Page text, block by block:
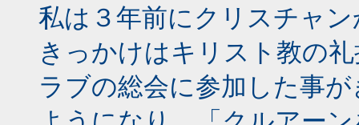
私は３年前にクリスチャ
きっかけはキリスト教の
ラブの総会に参加した事